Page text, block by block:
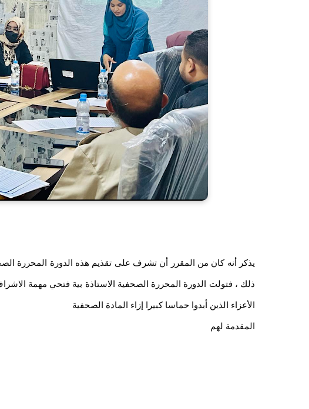
يذكر أنه كان من المقرر أن تشرف على تقذيم هذه الدورة المحررة
ذلك ، فتولت الدورة المحررة الصحفية الاستاذة بية فتحي مهمة
الأعزاء الذين أبدوا حماسا كبيرا إزاء المادة الصحفية
المقدمة لهم